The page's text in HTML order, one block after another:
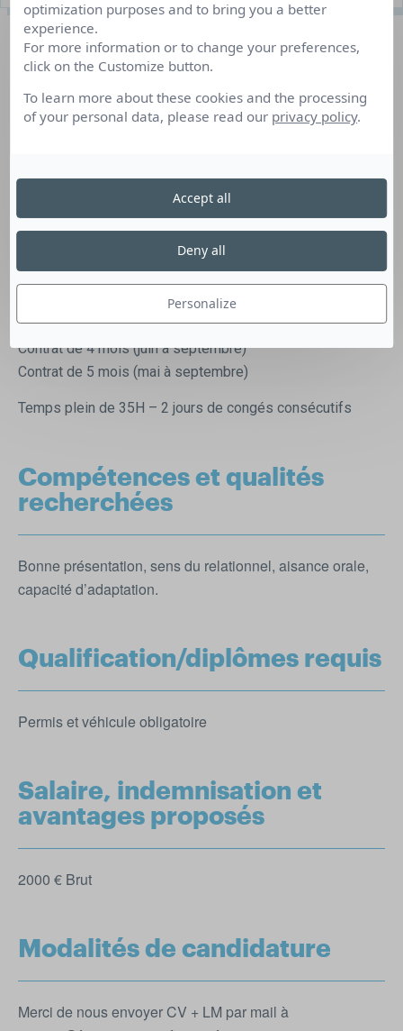
Description du poste
Vous aimez partager et transmettre, le site des Fontaines
Pétrifiantes de Saint-Nectaire vous propose d’être acteur
accueille chaque année plus de 80 000 visiteurs et
organise des visites guidées pour faire vivre aux
vacanciers une expérience inédite de découverte d’une
le visiteur en visite sur un parcours de 60 minutes + vente.
Contrats de 2 mois (juillet et août)
Contrat de 4 mois (juin à septembre)
Contrat de 5 mois (mai à septembre)
Temps plein de 35H – 2 jours de congés consécutifs
Compétences et qualités
recherchées
Bonne présentation, sens du relationnel, aisance orale,
capacité d’adaptation.
Qualification/diplômes requis
Permis et véhicule obligatoire
Salaire, indemnisation et
avantages proposés
2000 € Brut
Modalités de candidature
Merci de nous envoyer CV + LM par mail à
optimization purposes and to bring you a better
experience.
For more information or to change your preferences,
click on the Customize button.
To learn more about these cookies and the processing
of your personal data, please read our privacy policy.
Personalize
Deny all
Accept all